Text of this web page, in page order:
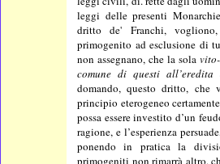
leggi delle presenti
dritto de' Franchi,
primogenito ad esclusione di
non assegnano, che la sola
comune di questi all’eredita
domando, questo dritto, che
principio eterogeneo
possa essere investito d’un
ragione, e l’esperienza
ponendo in pratica la
primogeniti non rimarrà altro,